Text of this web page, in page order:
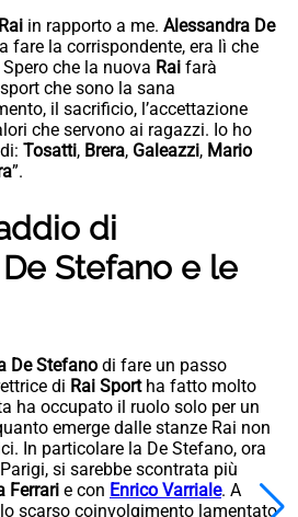
Rai in rapporto a me. Alessandra De
fare la corrispondente, era lì che
che la nuova Rai farà
che sono la sana
il sacrificio, l’accettazione
che servono ai ragazzi. Io ho
Tosatti, Brera, Galeazzi, Mario
”.
di
Stefano e le
De Stefano di fare un passo
di Rai Sportha fatto molto
ha occupato il ruolo solo per un
emerge dalle stanze Rai non
In particolare la De Stefano, ora
si sarebbe scontrata più
Ferrari e con Enrico Varriale. A
scarso coinvolgimento lamentato